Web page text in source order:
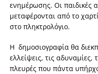
ενημέρωσης. Οι παιδικές
μεταφέρονται από το
στο πληκτρολόγιο.
Η δημοσιογραφία θα
ελλείψεις, τις αδυναμίες,
πλευρές που πάντα